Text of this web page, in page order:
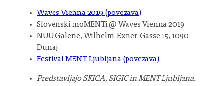
Waves Vienna 2019 (povezava)
Slovenski moMENTi @ Waves Vienna 2019
NUU Galerie, Wilhelm-Exner-Gasse 15, 1090
Dunaj
Festival MENT Ljubljana (povezava)
Predstavljajo SKICA, SIGIC in MENT Ljubljana.